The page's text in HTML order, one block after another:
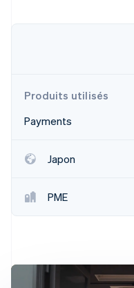
Stripe Sessions
Regarder la vidéo
Stripe
Produits utilisés
Payments
Japon
PME